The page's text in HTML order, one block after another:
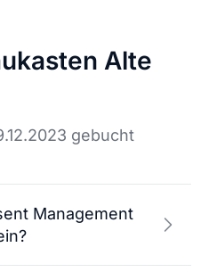
Alte
gebucht
Management